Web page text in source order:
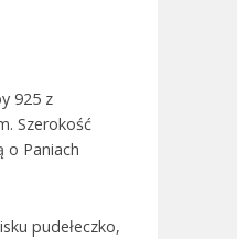
925 z
Szerokość
o Paniach
pudełeczko,